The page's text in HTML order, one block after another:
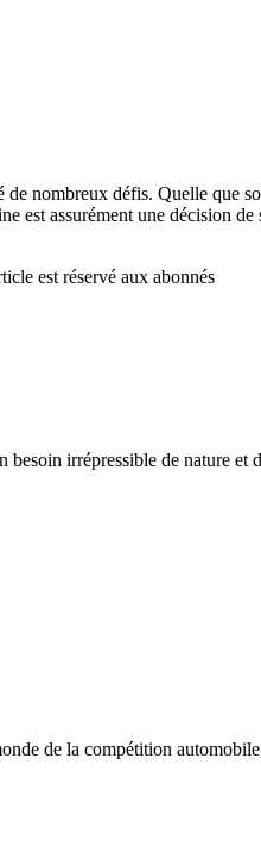
nombreux défis. Quelle que
est assurément une décision de
est réservé aux abonnés
irrépressible de nature et
de la compétition